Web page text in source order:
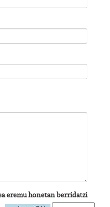
eremu honetan berridatzi